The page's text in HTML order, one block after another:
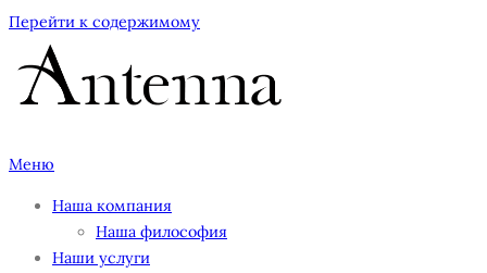
Перейти к содержимому
Меню
Наша компания
Наша философия
Наши услуги